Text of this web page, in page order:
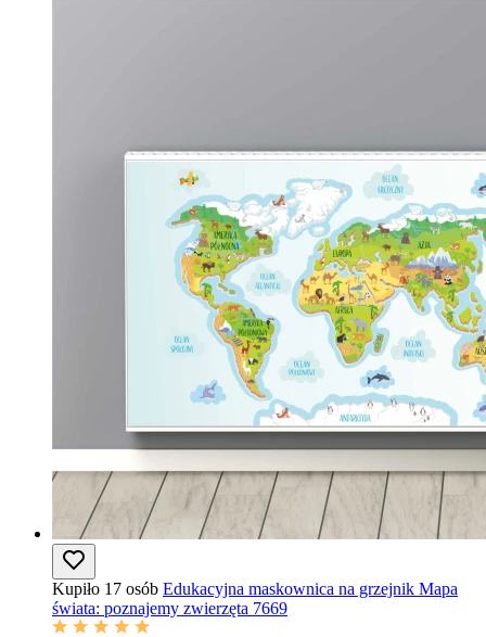
Kupiło 17 osób Edukacyjna maskownica na grzejnik Mapa
świata: poznajemy zwierzęta 7669